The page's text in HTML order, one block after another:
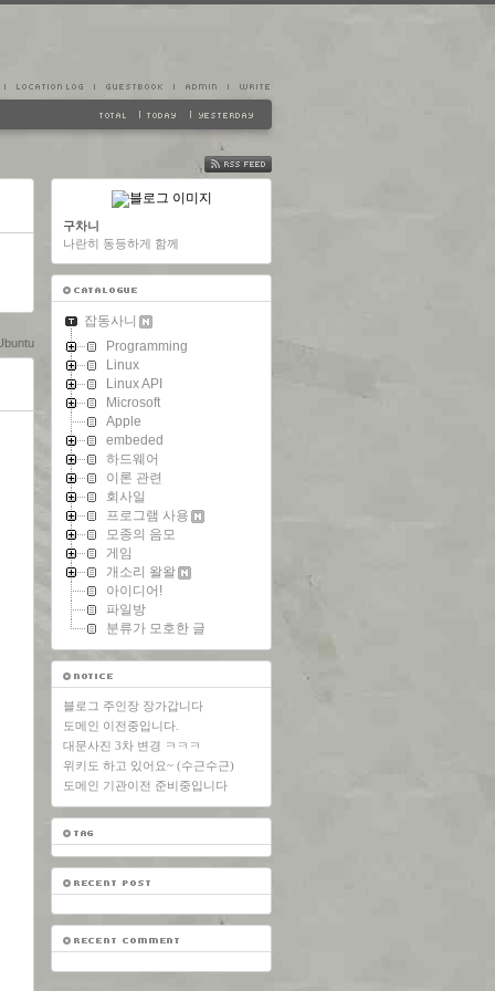
FEED
구차니
나란히 동등하게 함께
잡동사니
Programming
Linux
Linux API
Microsoft
Apple
embeded
하드웨어
이론 관련
회사일
프로그램 사용
모종의 음모
게임
개소리 왈왈
아이디어!
파일방
분류가 모호한 글
블로그 주인장 장가갑니다
도메인 이전중입니다.
대문사진 3차 변경 ㅋㅋㅋ
위키도 하고 있어요~ (수근수근)
도메인 기관이전 준비중입니다